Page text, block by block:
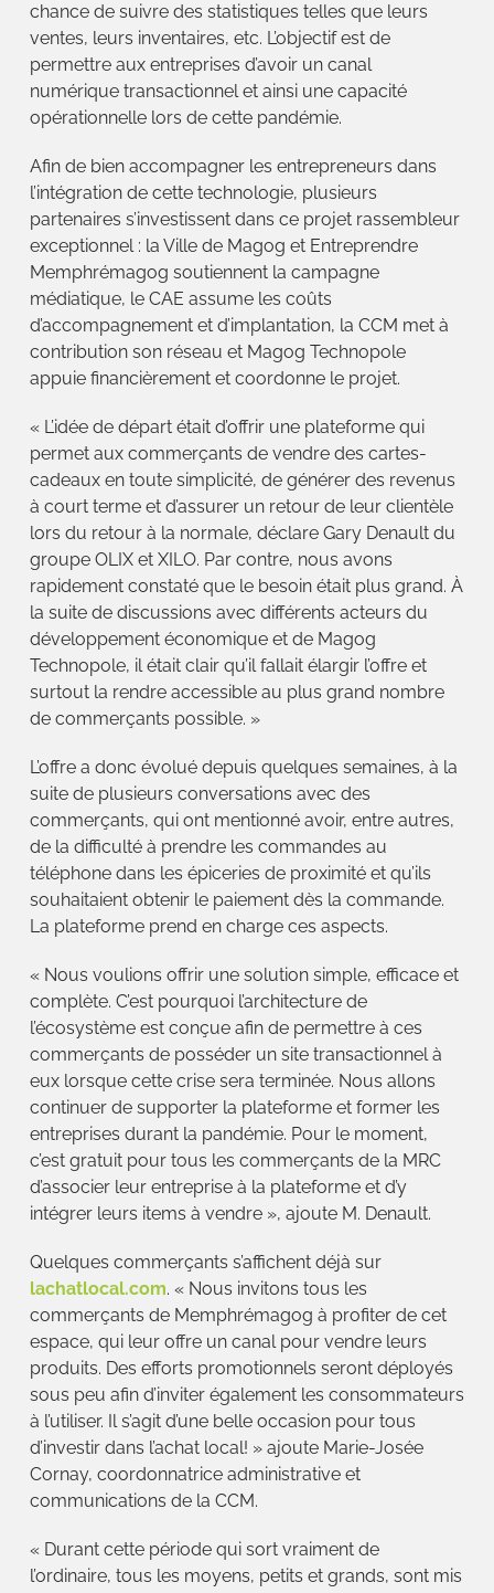
chance de suivre des statistiques telles que leurs
ventes, leurs inventaires, etc. L’objectif est de
permettre aux entreprises d’avoir un canal
numérique transactionnel et ainsi une capacité
opérationnelle lors de cette pandémie.
Afin de bien accompagner les entrepreneurs dans
l’intégration de cette technologie, plusieurs
partenaires s’investissent dans ce projet rassembleur
exceptionnel : la Ville de Magog et Entreprendre
Memphrémagog soutiennent la campagne
médiatique, le CAE assume les coûts
d’accompagnement et d’implantation, la CCM met à
contribution son réseau et Magog Technopole
appuie financièrement et coordonne le projet.
« L’idée de départ était d’offrir une plateforme qui
permet aux commerçants de vendre des cartes-
cadeaux en toute simplicité, de générer des revenus
à court terme et d’assurer un retour de leur clientèle
lors du retour à la normale, déclare Gary Denault du
groupe OLIX et XILO. Par contre, nous avons
rapidement constaté que le besoin était plus grand. À
la suite de discussions avec différents acteurs du
développement économique et de Magog
Technopole, il était clair qu’il fallait élargir l’offre et
surtout la rendre accessible au plus grand nombre
de commerçants possible. »
L’offre a donc évolué depuis quelques semaines, à la
suite de plusieurs conversations avec des
commerçants, qui ont mentionné avoir, entre autres,
de la difficulté à prendre les commandes au
téléphone dans les épiceries de proximité et qu’ils
souhaitaient obtenir le paiement dès la commande.
La plateforme prend en charge ces aspects.
« Nous voulions offrir une solution simple, efficace et
complète. C’est pourquoi l’architecture de
l’écosystème est conçue afin de permettre à ces
commerçants de posséder un site transactionnel à
eux lorsque cette crise sera terminée. Nous allons
continuer de supporter la plateforme et former les
entreprises durant la pandémie. Pour le moment,
c’est gratuit pour tous les commerçants de la MRC
d’associer leur entreprise à la plateforme et d’y
intégrer leurs items à vendre », ajoute M. Denault.
Quelques commerçants s’affichent déjà sur
lachatlocal.com. « Nous invitons tous les
commerçants de Memphrémagog à profiter de cet
espace, qui leur offre un canal pour vendre leurs
produits. Des efforts promotionnels seront déployés
sous peu afin d’inviter également les consommateurs
à l’utiliser. Il s’agit d’une belle occasion pour tous
d’investir dans l’achat local! » ajoute Marie-Josée
Cornay, coordonnatrice administrative et
communications de la CCM.
« Durant cette période qui sort vraiment de
l’ordinaire, tous les moyens, petits et grands, sont mis